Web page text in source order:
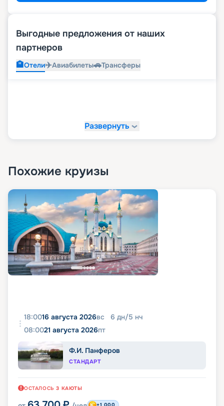
Выгодные предложения от наших
партнеров
🏨Отели✈️Авиабилеты🚗Трансферы
Развернуть
Похожие круизы
18:0016 августа 2026вс 6 дн/5 нч
08:0021 августа 2026пт
Ф.И. Панферов
СТАНДАРТ
ОСТАЛОСЬ 3 КАЮТЫ